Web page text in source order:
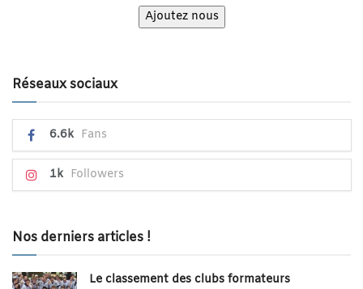
Ajoutez nous
Réseaux sociaux
6.6k Fans
1k Followers
Nos derniers articles !
Le classement des clubs formateurs